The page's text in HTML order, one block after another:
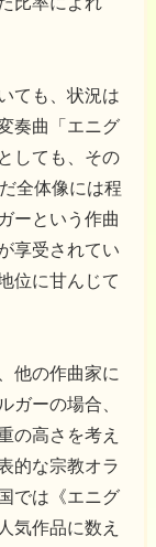
ても、状況は
奏曲「エニグ
しても、その
全体像には程
ーという作曲
享受されてい
位に甘んじて
他の作曲家に
ガーの場合、
の高さを考え
的な宗教オラ
では《エニグ
気作品に数え